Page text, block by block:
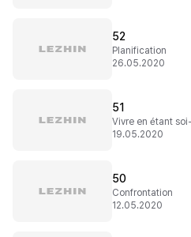
52
Planification
26.05.2020
51
19.05.2020
50
Confrontation
12.05.2020